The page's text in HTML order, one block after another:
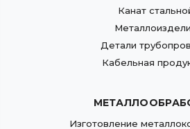
Канат
Детали
Кабельная
Изготовление